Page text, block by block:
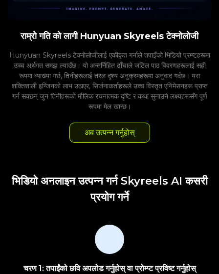
राम्रो गति को लागी Hunyuan Skyreels टेक्नोलोजी
Hunyuan Skyreels टेक्नोलोजीलाई एकीकृत गर्नाले तपाइँको भिडियो प्रम्प्टहरूमा
उच्च अर्थगत समझ ल्याउँछ। यो अन्तर्निहित ढाँचाले जटिल पाठ विवरणहरूलाई सही
रूपमा व्याख्या गर्छ, तिनीहरूलाई तरल दृश्य अनुक्रमहरूमा अनुवाद गर्दछ। यस
शक्तिशाली इन्जिनको लाभ उठाएर, सिर्जनाकर्ताहरूले उच्च विस्तृत एनिमेसनहरू प्राप्त
गर्न सक्छन् जुन तिनीहरूको मौलिक रचनात्मक दृष्टि र कथा सुनाउने लक्ष्यहरूसँग पूर्ण
रूपमा मेल खान्छ।
अब उत्पन्न गर्नुहोस्
भिडियो अनलाइन उत्पन्न गर्न Skyreels AI कसरी
प्रयोग गर्ने
चरण 1: तपाईंको छवि अपलोड गर्नुहोस् वा प्रोम्प्ट प्रविष्ट गर्नुहोस्